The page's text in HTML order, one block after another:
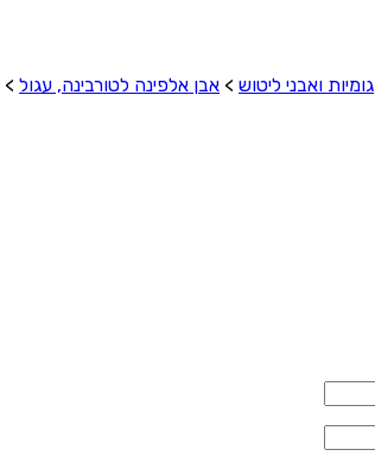
גומיות ואבני ליטוש > אבן אלפינה לטורבינה, עגול >